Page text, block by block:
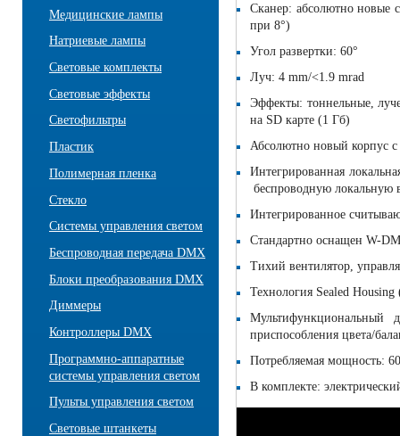
Медицинские лампы
Натриевые лампы
Световые комплекты
Световые эффекты
Светофильтры
Пластик
Полимерная пленка
Стекло
Системы управления светом
Беспроводная передача DMX
Блоки преобразования DMX
Диммеры
Контроллеры DMX
Программно-аппаратные
системы управления светом
Пульты управления светом
Световые штанкеты
Сканер: абсолютно новые
при 8°)
Угол развертки: 60°
Луч: 4 mm/<1.9 mrad
Эффекты: тоннельные,
на SD карте (1 Гб)
Абсолютно новый корпус
Интегрированная
беспроводную локальную
Интегрированное
Стандартно оснащен W-
Тихий вентилятор,
Технология Sealed
приспособления цвета/
Потребляемая мощность:
В комплекте: